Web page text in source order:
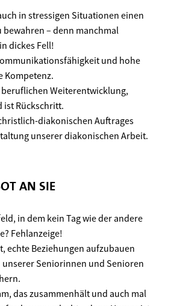
in stressigen Situationen einen
bewahren – denn manchmal
dickes Fell!
und hohe
Kompetenz.
Weiterentwicklung,
ist Rückschritt.
diakonischen Auftrages
unserer diakonischen Arbeit.
AN SIE
in dem kein Tag wie der andere
Fehlanzeige!
echte Beziehungen aufzubauen
unserer Seniorinnen und Senioren
das zusammenhält und auch mal